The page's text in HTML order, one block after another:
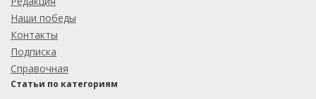
Наши победы
Контакты
Подписка
Справочная
Статьи по категориям